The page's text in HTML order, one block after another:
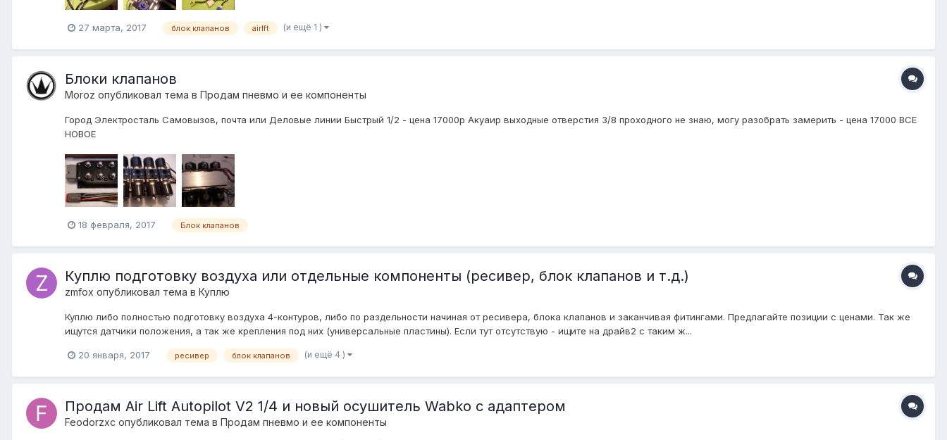
27 марта, 2017 блок клапанов airlft (и ещё 1 )
Блоки клапанов
Moroz опубликовал тема в Продам пневмо и ее компоненты
Город Электросталь Самовызов, почта или Деловые линии Быстрый 1/2 - цена 17000р Акуаир выходные отверстия 3/8 проходного не знаю, могу разобрать замерить - цена 17000 ВСЕ
НОВОЕ
18 февраля, 2017 Блок клапанов
Куплю подготовку воздуха или отдельные компоненты (ресивер, блок клапанов и т.д.)
zmfox опубликовал тема в Куплю
Куплю либо полностью подготовку воздуха 4-контуров, либо по раздельности начиная от ресивера, блока клапанов и заканчивая фитингами. Предлагайте позиции с ценами. Так же
ищутся датчики положения, а так же крепления под них (универсальные пластины). Если тут отсутствую - ищите на драйв2 с таким ж...
20 января, 2017 ресивер блок клапанов (и ещё 4 )
Продам Air Lift Autopilot V2 1/4 и новый осушитель Wabko с адаптером
Feodorzxc опубликовал тема в Продам пневмо и ее компоненты